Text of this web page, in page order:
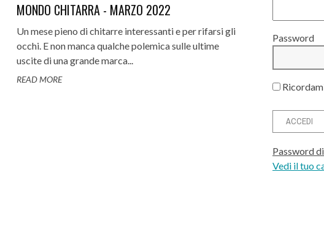
MONDO CHITARRA - MARZO 2022
Un mese pieno di chitarre interessanti e per rifarsi gli
occhi. E non manca qualche polemica sulle ultime
uscite di una grande marca...
READ MORE
Password
Password
Vedi il tuo